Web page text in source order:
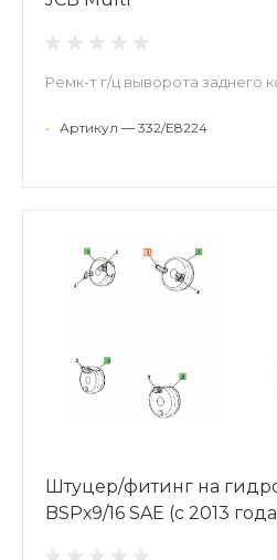
Ремк-т г/ц выворота заднего
• Артикул — 332/E8224
Штуцер/фитинг на
BSPх9/16 SAE (с 2013